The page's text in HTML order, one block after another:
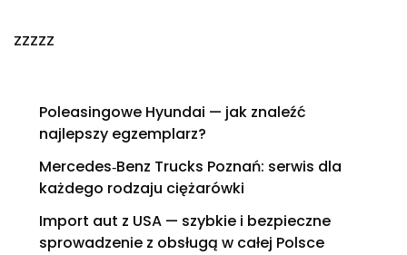
zzzzz
Poleasingowe Hyundai — jak znaleźć
najlepszy egzemplarz?
Mercedes‑Benz Trucks Poznań: serwis dla
każdego rodzaju ciężarówki
Import aut z USA — szybkie i bezpieczne
sprowadzenie z obsługą w całej Polsce